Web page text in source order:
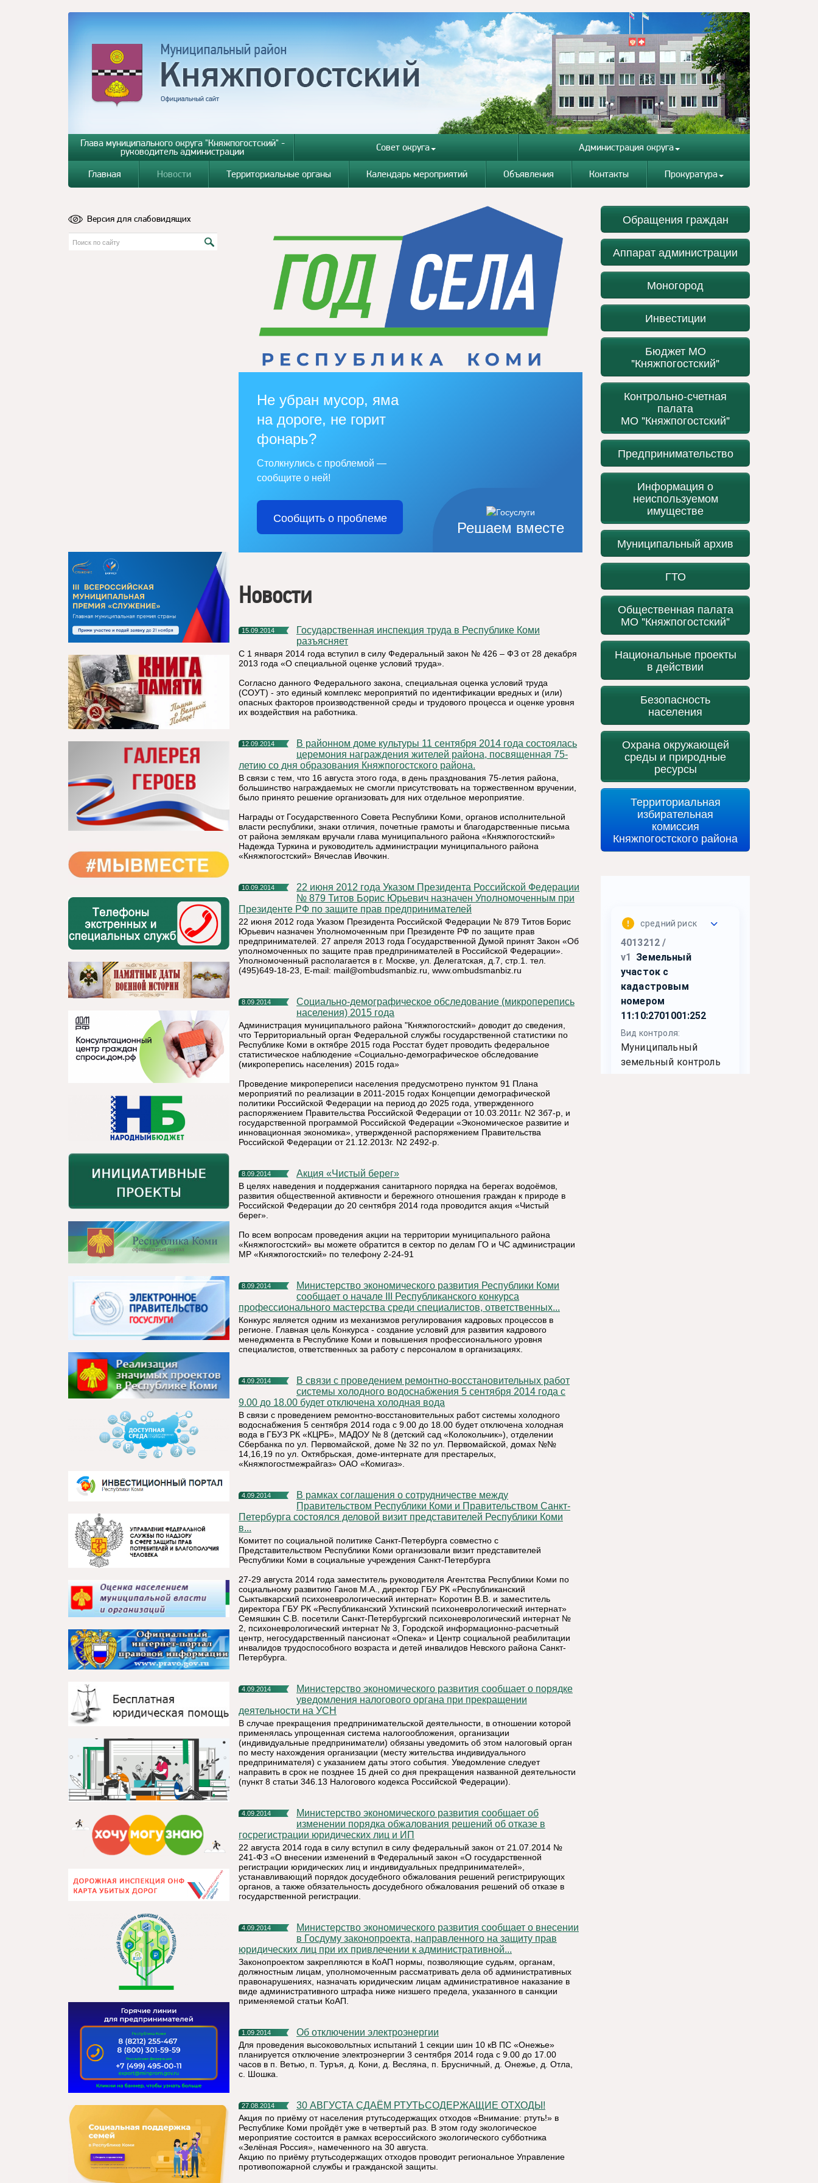
Глава муниципального округа "Княжпогостский" -
руководитель администрации Совет округа Администрация округа
Главная Новости Территориальные органы Календарь мероприятий Объявления Контакты Прокуратура
Версия для слабовидящих
Решаем вместе
Не убран мусор, яма
на дороге, не горит
фонарь?
Столкнулись с проблемой —
сообщите о ней!
Сообщить о проблеме
Новости
15.09.2014
Государственная инспекция труда в Республике Коми
разъясняет
С 1 января 2014 года вступил в силу Федеральный закон № 426 – ФЗ от 28 декабря
2013 года «О специальной оценке условий труда».
Согласно данного Федерального закона, специальная оценка условий труда
(СОУТ) - это единый комплекс мероприятий по идентификации вредных и (или)
опасных факторов производственной среды и трудового процесса и оценке уровня
их воздействия на работника.
12.09.2014
В районном доме культуры 11 сентября 2014 года состоялась
церемония награждения жителей района, посвященная 75-
летию со дня образования Княжпогостского района.
В связи с тем, что 16 августа этого года, в день празднования 75-летия района,
большинство награждаемых не смогли присутствовать на торжественном вручении,
было принято решение организовать для них отдельное мероприятие.
Награды от Государственного Совета Республики Коми, органов исполнительной
власти республики, знаки отличия, почетные грамоты и благодарственные письма
от района землякам вручали глава муниципального района «Княжпогостский»
Надежда Туркина и руководитель администрации муниципального района
«Княжпогостский» Вячеслав Ивочкин.
10.09.2014
22 июня 2012 года Указом Президента Российской Федерации
№ 879 Титов Борис Юрьевич назначен Уполномоченным при
Президенте РФ по защите прав предпринимателей
22 июня 2012 года Указом Президента Российской Федерации № 879 Титов Борис
Юрьевич назначен Уполномоченным при Президенте РФ по защите прав
предпринимателей. 27 апреля 2013 года Государственной Думой принят Закон «Об
уполномоченных по защите прав предпринимателей в Российской Федерации».
Уполномоченный располагается в г. Москве, ул. Делегатская, д.7, стр.1. тел.
(495)649-18-23, E-mail: mail@ombudsmanbiz.ru, www.ombudsmanbiz.ru
8.09.2014
Социально-демографическое обследование (микроперепись
населения) 2015 года
Администрация муниципального района "Княжпогостский» доводит до сведения,
что Территориальный орган Федеральной службы государственной статистики по
Республике Коми в октябре 2015 года Росстат будет проводить федеральное
статистическое наблюдение «Социально-демографическое обследование
(микроперепись населения) 2015 года»
Проведение микропереписи населения предусмотрено пунктом 91 Плана
мероприятий по реализации в 2011-2015 годах Концепции демографической
политики Российской Федерации на период до 2025 года, утвержденного
распоряжением Правительства Российской Федерации от 10.03.2011г. N2 3б7-р, и
государственной программой Российской Федерации «Экономическое развитие и
инновационная экономика», утвержденной распоряжением Правительства
Российской Федерации от 21.12.2013г. N2 2492-р.
8.09.2014 Акция «Чистый берег»
В целях наведения и поддержания санитарного порядка на берегах водоёмов,
развития общественной активности и бережного отношения граждан к природе в
Российской Федерации до 20 сентября 2014 года проводится акция «Чистый
берег».
По всем вопросам проведения акции на территории муниципального района
«Княжпогостский» вы можете обратится в сектор по делам ГО и ЧС администрации
МР «Княжпогостский» по телефону 2-24-91
8.09.2014
Министерство экономического развития Республики Коми
сообщает о начале III Республиканского конкурса
профессионального мастерства среди специалистов, ответственных...
Конкурс является одним из механизмов регулирования кадровых процессов в
регионе. Главная цель Конкурса - создание условий для развития кадрового
менеджмента в Республике Коми и повышения профессионального уровня
специалистов, ответственных за работу с персоналом в организациях.
4.09.2014
В связи с проведением ремонтно-восстановительных работ
системы холодного водоснабжения 5 сентября 2014 года с
9.00 до 18.00 будет отключена холодная вода
В связи с проведением ремонтно-восстановительных работ системы холодного
водоснабжения 5 сентября 2014 года с 9.00 до 18.00 будет отключена холодная
вода в ГБУЗ РК «КЦРБ», МАДОУ № 8 (детский сад «Колокольчик»), отделении
Сбербанка по ул. Первомайской, доме № 32 по ул. Первомайской, домах №№
14,16,19 по ул. Октябрьская, доме-интернате для престарелых,
«Княжпогостмежрайгаз» ОАО «Комигаз».
4.09.2014
В рамках соглашения о сотрудничестве между
Правительством Республики Коми и Правительством Санкт-
Петербурга состоялся деловой визит представителей Республики Коми
в...
Комитет по социальной политике Санкт-Петербурга совместно с
Представительством Республики Коми организовали визит представителей
Республики Коми в социальные учреждения Санкт-Петербурга
27-29 августа 2014 года заместитель руководителя Агентства Республики Коми по
социальному развитию Ганов М.А., директор ГБУ РК «Республиканский
Сыктывкарский психоневрологический интернат» Коротин В.В. и заместитель
директора ГБУ РК «Республиканский Ухтинский психоневрологический интернат»
Семяшкин С.В. посетили Санкт-Петербургский психоневрологический интернат №
2, психоневрологический интернат № 3, Городской информационно-расчетный
центр, негосударственный пансионат «Опека» и Центр социальной реабилитации
инвалидов трудоспособного возраста и детей инвалидов Невского района Санкт-
Петербурга.
4.09.2014
Министерство экономического развития сообщает о порядке
уведомления налогового органа при прекращении
деятельности на УСН
В случае прекращения предпринимательской деятельности, в отношении которой
применялась упрощенная система налогообложения, организации
(индивидуальные предприниматели) обязаны уведомить об этом налоговый орган
по месту нахождения организации (месту жительства индивидуального
предпринимателя) с указанием даты этого события. Уведомление следует
направить в срок не позднее 15 дней со дня прекращения названной деятельности
(пункт 8 статьи 346.13 Налогового кодекса Российской Федерации).
4.09.2014
Министерство экономического развития сообщает об
изменении порядка обжалования решений об отказе в
госрегистрации юридических лиц и ИП
22 августа 2014 года в силу вступил в силу федеральный закон от 21.07.2014 №
241-ФЗ «О внесении изменений в Федеральный закон «О государственной
регистрации юридических лиц и индивидуальных предпринимателей»,
устанавливающий порядок досудебного обжалования решений регистрирующих
органов, а также обязательность досудебного обжалования решений об отказе в
государственной регистрации.
4.09.2014
Министерство экономического развития сообщает о внесении
в Госдуму законопроекта, направленного на защиту прав
юридических лиц при их привлечении к административной...
Законопроектом закрепляются в КоАП нормы, позволяющие судьям, органам,
должностным лицам, уполномоченным рассматривать дела об административных
правонарушениях, назначать юридическим лицам административное наказание в
виде административного штрафа ниже низшего предела, указанного в санкции
применяемой статьи КоАП.
1.09.2014 Об отключении электроэнергии
Для проведения высоковольтных испытаний 1 секции шин 10 кВ ПС «Онежье»
планируется отключение электроэнергии 3 сентября 2014 года с 9.00 до 17.00
часов в п. Ветью, п. Туръя, д. Кони, д. Весляна, п. Брусничный, д. Онежье, д. Отла,
с. Шошка.
27.08.2014 30 АВГУСТА СДАЁМ РТУТЬСОДЕРЖАЩИЕ ОТХОДЫ!
Акция по приёму от населения ртутьсодержащих отходов «Внимание: ртуть!» в
Республике Коми пройдёт уже в четвертый раз. В этом году экологическое
мероприятие состоится в рамках всероссийского экологического субботника
«Зелёная Россия», намеченного на 30 августа.
Акцию по приёму ртутьсодержащих отходов проводит региональное Управление
противопожарной службы и гражданской защиты.
Обращения граждан
Аппарат администрации
Моногород
Инвестиции
Бюджет МО
"Княжпогостский"
Контрольно-счетная
палата
МО "Княжпогостский"
Предпринимательство
Информация о
неиспользуемом
имуществе
Муниципальный архив
ГТО
Общественная палата
МО "Княжпогостский"
Национальные проекты
в действии
Безопасность
населения
Охрана окружающей
среды и природные
ресурсы
Территориальная
избирательная
комиссия
Княжпогостского района